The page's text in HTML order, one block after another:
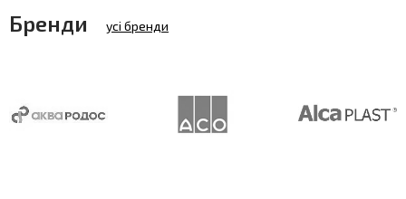
Бренди усі бренди